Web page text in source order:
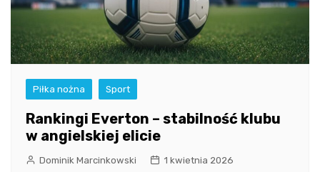
Piłka nożna Sport
Rankingi Everton – stabilność klubu
w angielskiej elicie
Dominik Marcinkowski 1 kwietnia 2026